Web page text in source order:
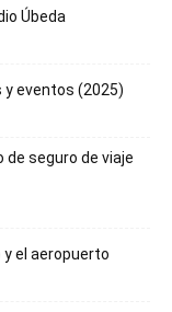
Úbeda
y eventos (2025)
de seguro de viaje
el aeropuerto